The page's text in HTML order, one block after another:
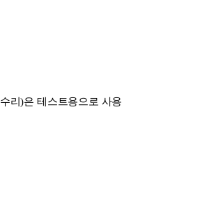
수리)은 테스트용으로 사용